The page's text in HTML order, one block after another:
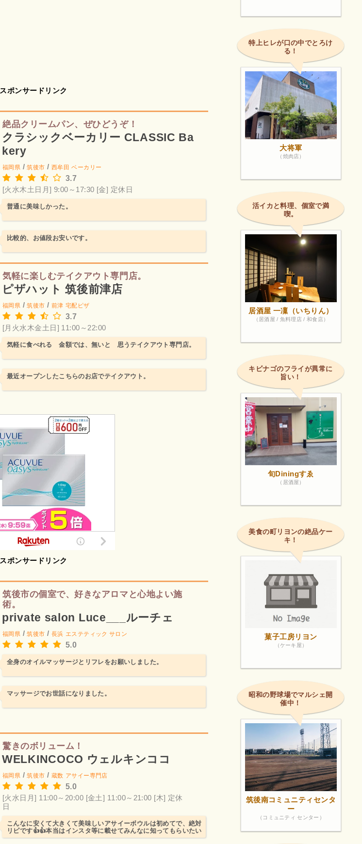
スポンサードリンク
絶品クリームパン、ぜひどうぞ！
クラシックベーカリー CLASSIC Ba
kery
福岡県 /筑後市 / 西牟田 ベーカリー
3.7
[火水木土日月] 9:00～17:30 [金] 定休日
普通に美味しかった。
比較的、お値段お安いです。
気軽に楽しむテイクアウト専門店。
ピザハット 筑後前津店
福岡県 /筑後市 / 前津 宅配ピザ
3.7
[月火水木金土日] 11:00～22:00
気軽に食べれる 金額では、無いと 思うテイクアウト専門店。
最近オープンしたこちらのお店でテイクアウト。
スポンサードリンク
筑後市の個室で、好きなアロマと心地よい施
術。
private salon Luce___ルーチェ
福岡県 /筑後市 / 長浜 エステティック サロン
5.0
全身のオイルマッサージとリフレをお願いしました。
マッサージでお世話になりました。
驚きのボリューム！
WELKINCOCO ウェルキンココ
福岡県 /筑後市 / 蔵数 アサイー専門店
5.0
[火水日月] 11:00～20:00 [金土] 11:00～21:00 [木] 定休
日
こんなに安くて大きくて美味しいアサイーボウルは初めてで、絶対
リピです👍👍本当はインスタ等に載せてみんなに知ってもらいたい
くらいおすすめなお店...
特上ヒレが口の中でとろけ
る！
大将軍
（焼肉店）
活イカと料理、個室で満
喫。
居酒屋 一凜（いちりん）
（居酒屋 / 魚料理店 / 和食店）
キビナゴのフライが異常に
旨い！
旬Diningすゑ
（居酒屋）
美食の町リヨンの絶品ケー
キ！
菓子工房リヨン
（ケーキ屋）
昭和の野球場でマルシェ開
催中！
筑後南コミュニティセンタ
ー
（コミュニティ センター）